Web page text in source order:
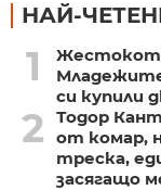
НАЙ-
1
Младежите
си купили
2
Тодор
от комар,
треска,
засягащо